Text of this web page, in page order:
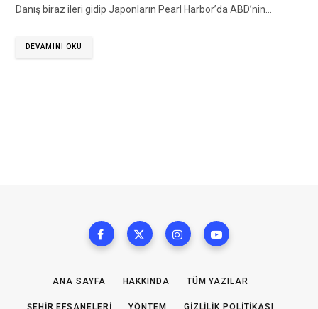
Danış biraz ileri gidip Japonların Pearl Harbor’da ABD’nin…
DEVAMINI OKU
ANA SAYFA HAKKINDA TÜM YAZILAR
ŞEHIR EFSANELERI YÖNTEM GIZLILIK POLITIKASI